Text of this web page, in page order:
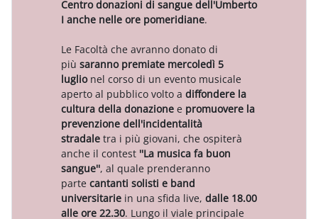
Centro donazioni di sangue dell'Umberto
I anche nelle ore pomeridiane.
Le Facoltà che avranno donato di
più saranno premiate mercoledì 5
luglionel corso di un evento musicale
aperto al pubblico volto a diffondere la
cultura della donazione e promuovere la
prevenzione dell'incidentalità
stradale tra i più giovani, che ospiterà
anche il contest ''La musica fa buon
sangue'', al quale prenderanno
parte cantanti solisti e band
universitarie in una sfida live, dalle 18.00
alle ore 22.30. Lungo il viale principale